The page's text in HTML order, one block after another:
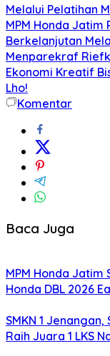
Melalui Pelatihan
MPM Honda Jatim
Berkelanjutan
Menparekraf
Ekonomi Kreatif
Lho!
Komentar
Baca Juga
MPM Honda Jatim
Honda DBL 2026
SMKN 1
Raih Juara 1 LKS